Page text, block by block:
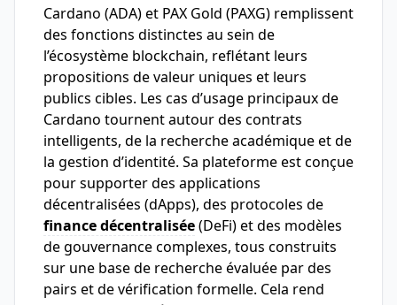
Cardano (ADA) et PAX Gold (PAXG) remplissent
des fonctions distinctes au sein de
l’écosystème blockchain, reflétant leurs
propositions de valeur uniques et leurs
publics cibles. Les cas d’usage principaux de
Cardano tournent autour des contrats
intelligents, de la recherche académique et de
la gestion d’identité. Sa plateforme est conçue
pour supporter des applications
décentralisées (dApps), des protocoles de
finance décentralisée(DeFi) et des modèles
de gouvernance complexes, tous construits
sur une base de recherche évaluée par des
pairs et de vérification formelle. Cela rend